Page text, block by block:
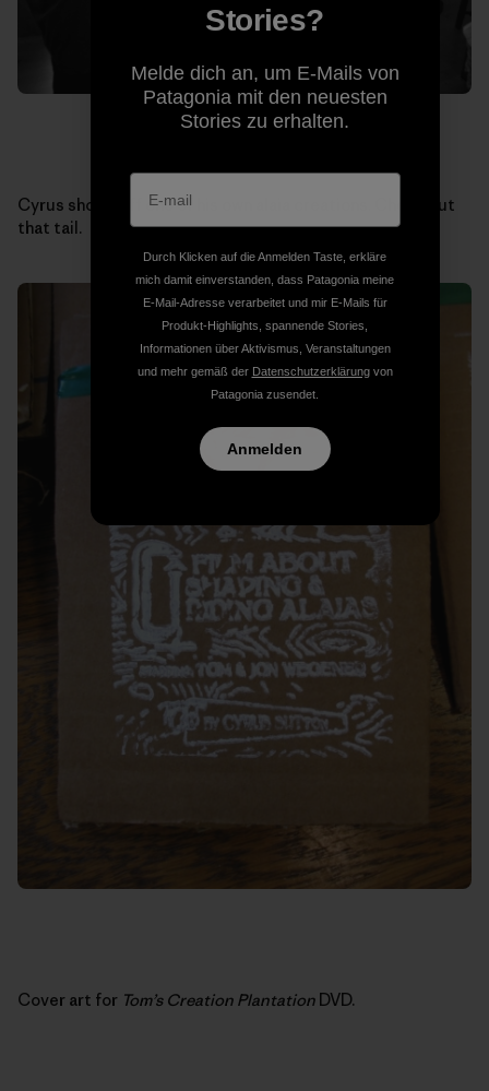
Cyrus shows off one of his own alaia creations. Check out
that tail.
Cover art for Tom’s Creation Plantation DVD.
Stories?
Melde dich an, um E-Mails von
Patagonia mit den neuesten
Stories zu erhalten.
Durch Klicken auf die Anmelden Taste, erkläre
mich damit einverstanden, dass Patagonia meine
E-Mail-Adresse verarbeitet und mir E-Mails für
Produkt-Highlights, spannende Stories,
Informationen über Aktivismus, Veranstaltungen
und mehr gemäß der Datenschutzerklärungvon
Patagonia zusendet.
Anmelden